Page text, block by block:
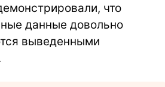
что
данные довольно
выведенными